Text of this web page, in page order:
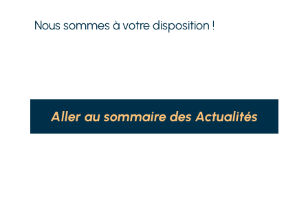
Nous sommes à votre disposition !
Aller au sommaire des Actualités